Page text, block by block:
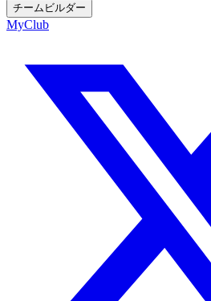
チームビルダー
MyClub